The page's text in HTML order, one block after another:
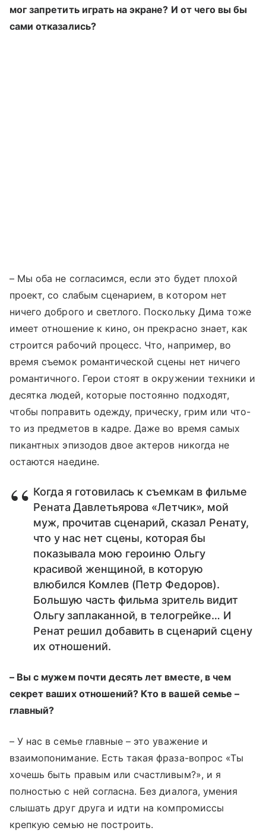
мог запретить играть на экране? И от чего вы бы
сами отказались?
– Мы оба не согласимся, если это будет плохой
проект, со слабым сценарием, в котором нет
ничего доброго и светлого. Поскольку Дима тоже
имеет отношение к кино, он прекрасно знает, как
строится рабочий процесс. Что, например, во
время съемок романтической сцены нет ничего
романтичного. Герои стоят в окружении техники и
десятка людей, которые постоянно подходят,
чтобы поправить одежду, прическу, грим или что-
то из предметов в кадре. Даже во время самых
пикантных эпизодов двое актеров никогда не
остаются наедине.
Когда я готовилась к съемкам в фильме
Рената Давлетьярова «Летчик», мой
муж, прочитав сценарий, сказал Ренату,
что у нас нет сцены, которая бы
показывала мою героиню Ольгу
красивой женщиной, в которую
влюбился Комлев (Петр Федоров).
Большую часть фильма зритель видит
Ольгу заплаканной, в телогрейке… И
Ренат решил добавить в сценарий сцену
их отношений.
– Вы с мужем почти десять лет вместе, в чем
секрет ваших отношений? Кто в вашей семье –
главный?
– У нас в семье главные – это уважение и
взаимопонимание. Есть такая фраза-вопрос «Ты
хочешь быть правым или счастливым?», и я
полностью с ней согласна. Без диалога, умения
слышать друг друга и идти на компромиссы
крепкую семью не построить.